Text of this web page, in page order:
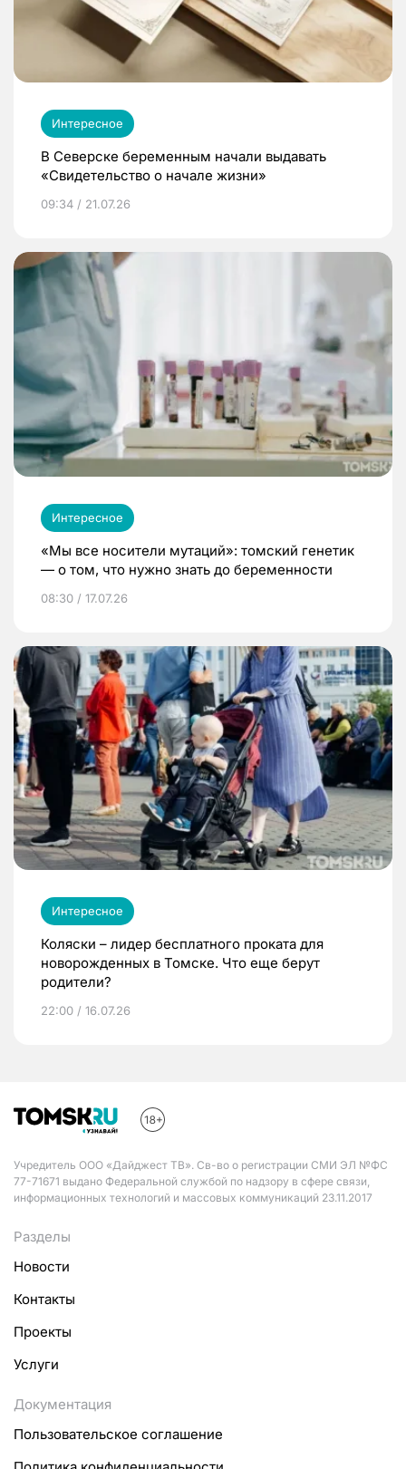
Интересное
В Северске беременным начали выдавать
«Свидетельство о начале жизни»
09:34 / 21.07.26
Интересное
«Мы все носители мутаций»: томский генетик
— о том, что нужно знать до беременности
08:30 / 17.07.26
Интересное
Коляски – лидер бесплатного проката для
новорожденных в Томске. Что еще берут
родители?
22:00 / 16.07.26
Учредитель ООО «Дайджест ТВ». Св-во о регистрации СМИ ЭЛ №ФС
77-71671 выдано Федеральной службой по надзору в сфере связи,
информационных технологий и массовых коммуникаций 23.11.2017
Разделы
Новости
Контакты
Проекты
Услуги
Документация
Пользовательское соглашение